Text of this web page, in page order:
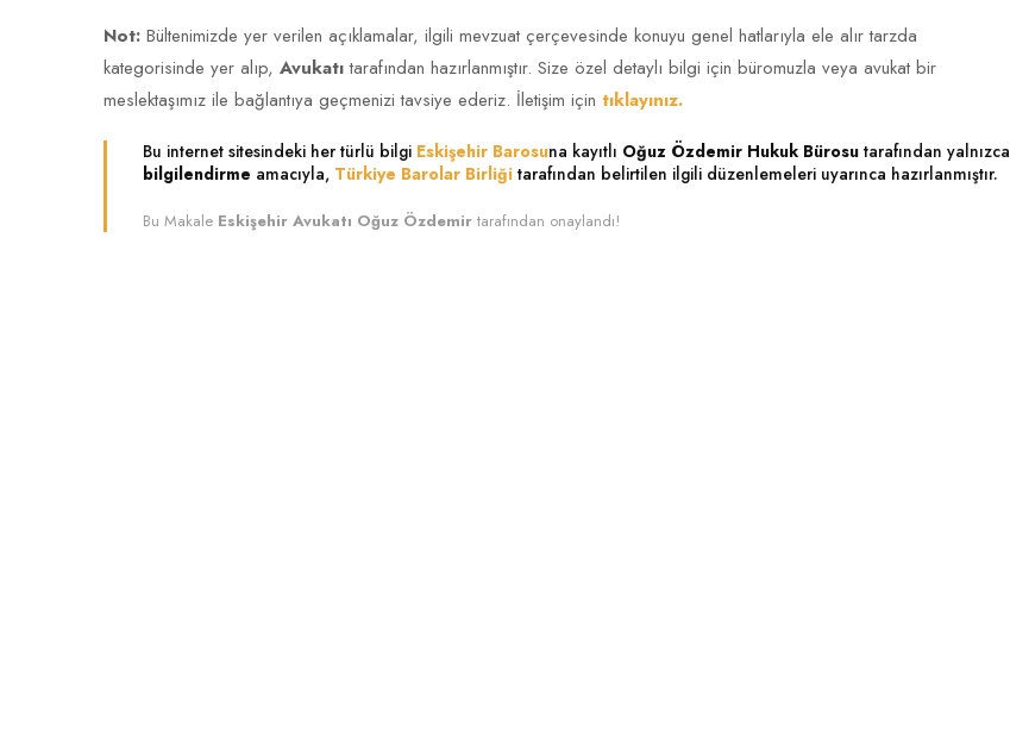
Not: Bültenimizde yer verilen açıklamalar, ilgili mevzuat çerçevesinde konuyu genel hatlarıyla ele alır tarzda
kategorisinde yer alıp, Avukatıtarafından hazırlanmıştır. Size özel detaylı bilgi için büromuzla veya avukat bir
meslektaşımız ile bağlantıya geçmenizi tavsiye ederiz. İletişim için tıklayınız.
Bu internet sitesindeki her türlü bilgi Eskişehir Barosuna kayıtlı Oğuz Özdemir Hukuk Bürosu tarafından yalnızca
bilgilendirme amacıyla, Türkiye Barolar Birliği tarafından belirtilen ilgili düzenlemeleri uyarınca hazırlanmıştır.
Bu Makale Eskişehir Avukatı Oğuz Özdemir tarafından onaylandı!